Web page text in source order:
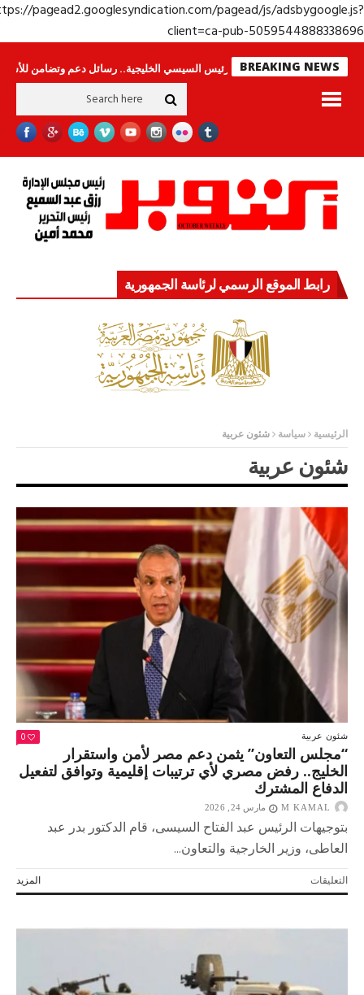
https://pagead2.googlesyndication.com/pagead/js/
client=ca-pub-
BREAKING NEWS
جولة الرئيس السيسي الخليجية.. رسائل دعم وتضامن للأشقاء جهاز
رابط الموقع الرسمي لرئاسة الجمهورية
الرئيسية سياسة شئون عربية
شئون عربية
شئون عربية 0
“مجلس التعاون” يثمن دعم مصر لأمن واستقرار
الخليج.. رفض مصري لأي ترتيبات إقليمية وتوافق لتفعيل
الدفاع المشترك
M KAMAL مارس 24, 2026
بتوجيهات الرئيس عبد الفتاح السيسى، قام الدكتور بدر عبد
العاطى، وزير الخارجية والتعاون...
المزيد التعليقاتعلى
“مجلس
يثمن
واستقرار